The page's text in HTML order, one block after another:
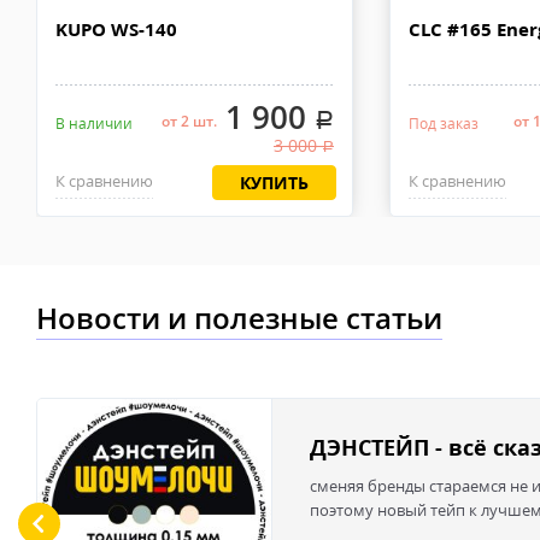
KUPO WS-140
В наличии от 2 шт.1 900 .
3 000.
К сравнению КУПИТЬ
CLC #165
Под заказ от
К сравнению
Новости и полезные статьи
ДЭНСТЕЙП - всё
сменяя бренды стараемся не
поэтому новый тейп к